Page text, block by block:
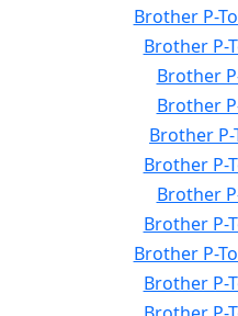
Brother P-
Brother P-
Brother
Brother
Brother P-
Brother P-
Brother
Brother P-
Brother P-
Brother P-